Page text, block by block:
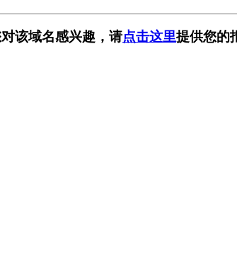
该域名感兴趣，请点击这里提供您的